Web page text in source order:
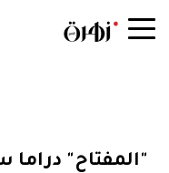
"المفتاح" دراما